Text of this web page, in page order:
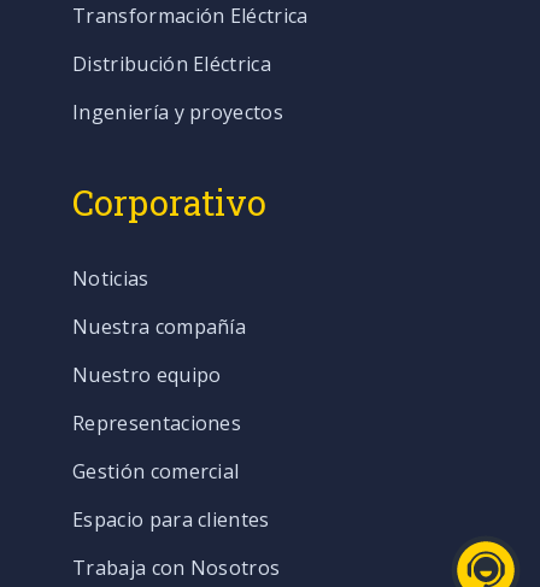
Transformación Eléctrica
Distribución Eléctrica
Ingeniería y proyectos
Corporativo
Noticias
Nuestra compañía
Nuestro equipo
Representaciones
Gestión comercial
Espacio para clientes
Trabaja con Nosotros